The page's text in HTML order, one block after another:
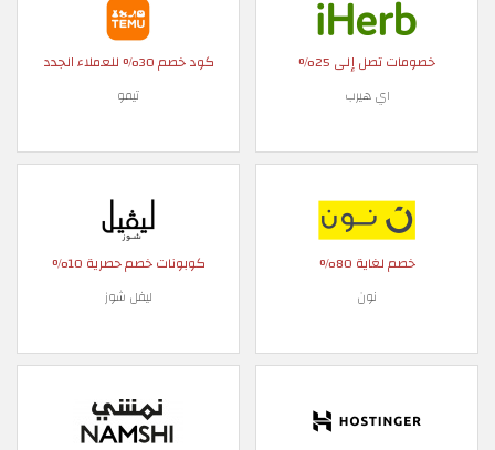
خصومات تصل إلى 25%
اي هيرب
كود خصم 30% للعملاء الجدد
تيمو
خصم لغاية 80%
نون
كوبونات خصم حصرية 10%
ليفل شوز